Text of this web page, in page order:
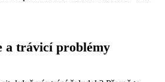
a trávicí problémy